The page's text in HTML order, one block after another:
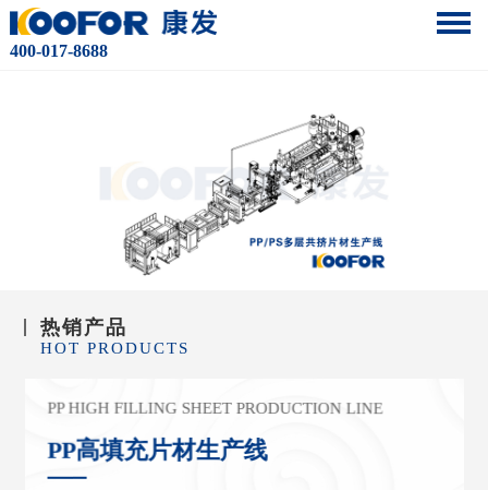
400-017-8688
热销产品
HOT PRODUCTS
PP/PS MULTILAYER CO-EXTRUDE
D S
HEET
PRODUCTION LINE
PP HIGH FILLING SHEET PRODUCTION LINE
PP高填充片材生产线